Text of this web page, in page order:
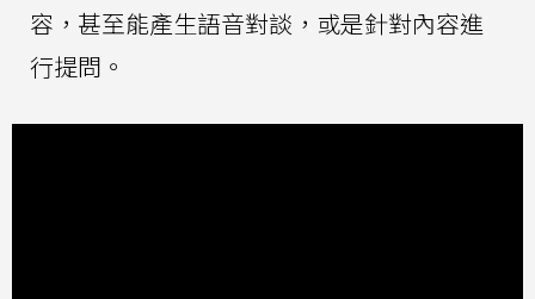
容，甚至能產生語音對談，或是針對內容進
行提問。